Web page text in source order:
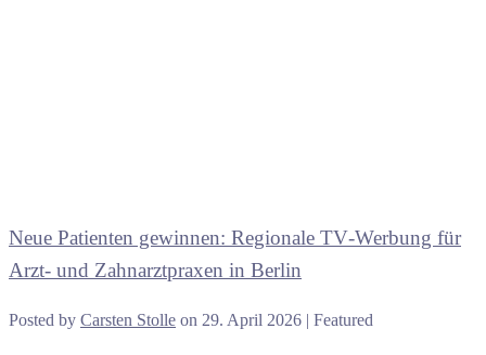
Neue Patienten gewinnen: Regionale TV‑Werbung für
Arzt- und Zahnarztpraxen in Berlin
Posted by Carsten Stolle on 29. April 2026 | Featured